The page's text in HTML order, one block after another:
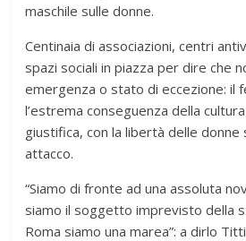
maschile sulle donne.
Centinaia di associazioni, centri
spazi sociali in piazza per dire che
emergenza o stato di eccezione: il
l’estrema conseguenza della
giustifica, con la libertà delle
attacco.
“Siamo di fronte ad una assoluta
siamo il soggetto imprevisto della
Roma siamo una marea”: a dirlo